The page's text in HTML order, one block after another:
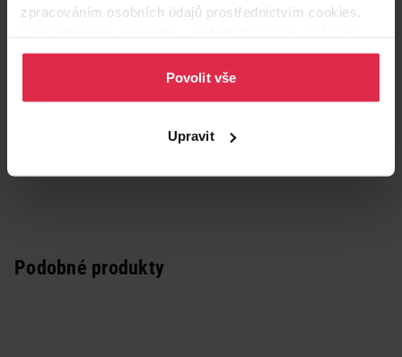
zpracováním osobních údajů prostřednictvím cookies.
osobních údajů.
Povolit vše
Upravit
Podobné produkty